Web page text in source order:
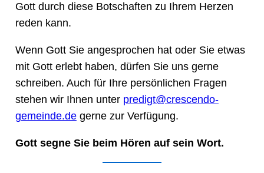
Gott durch diese Botschaften zu Ihrem Herzen
reden kann.
Wenn Gott Sie angesprochen hat oder Sie etwas
mit Gott erlebt haben, dürfen Sie uns gerne
schreiben. Auch für Ihre persönlichen Fragen
stehen wir Ihnen unter predigt@crescendo-
gemeinde.degerne zur Verfügung.
Gott segne Sie beim Hören auf sein Wort.